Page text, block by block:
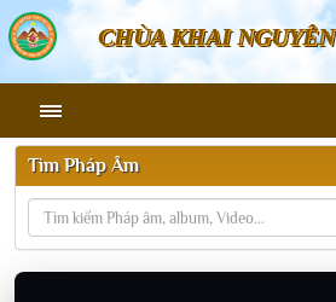
CHÙA KHAI NGUYÊN
Tìm Pháp Âm